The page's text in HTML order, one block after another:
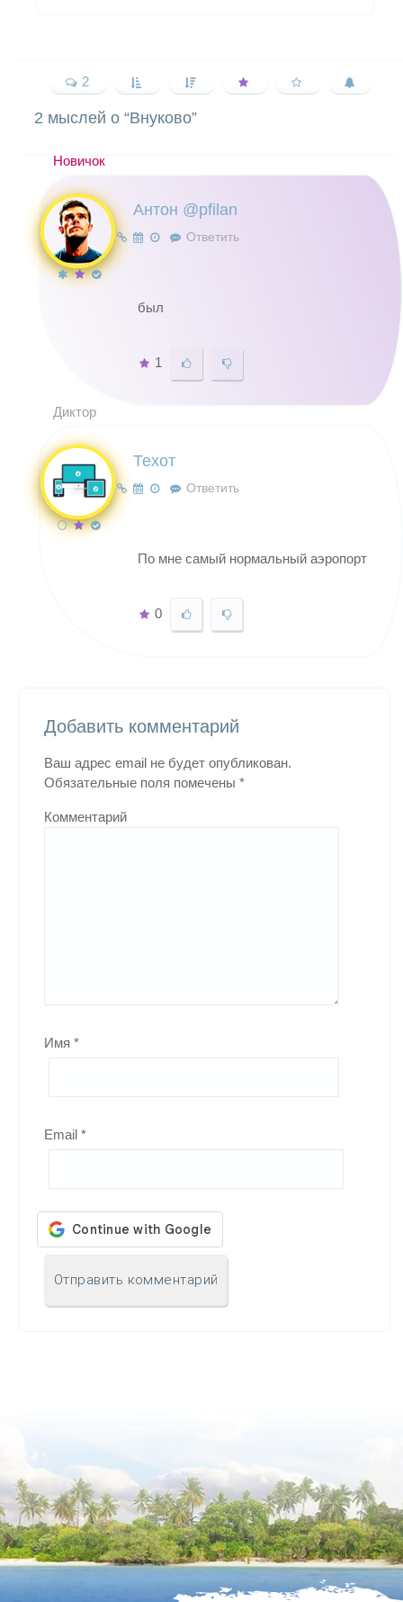
2
2 мыслей о “Внуково”
Новичок
Антон @pfilan
Ответить
был
1
Диктор
Техот
Ответить
По мне самый нормальный аэропорт
0
Добавить комментарий
Ваш адрес email не будет опубликован.
Обязательные поля помечены *
Комментарий
Имя *
Email *